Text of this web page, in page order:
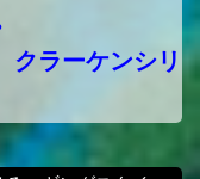
クラーケンシリ